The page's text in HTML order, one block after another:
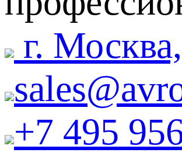
г. Москва,
+7 495